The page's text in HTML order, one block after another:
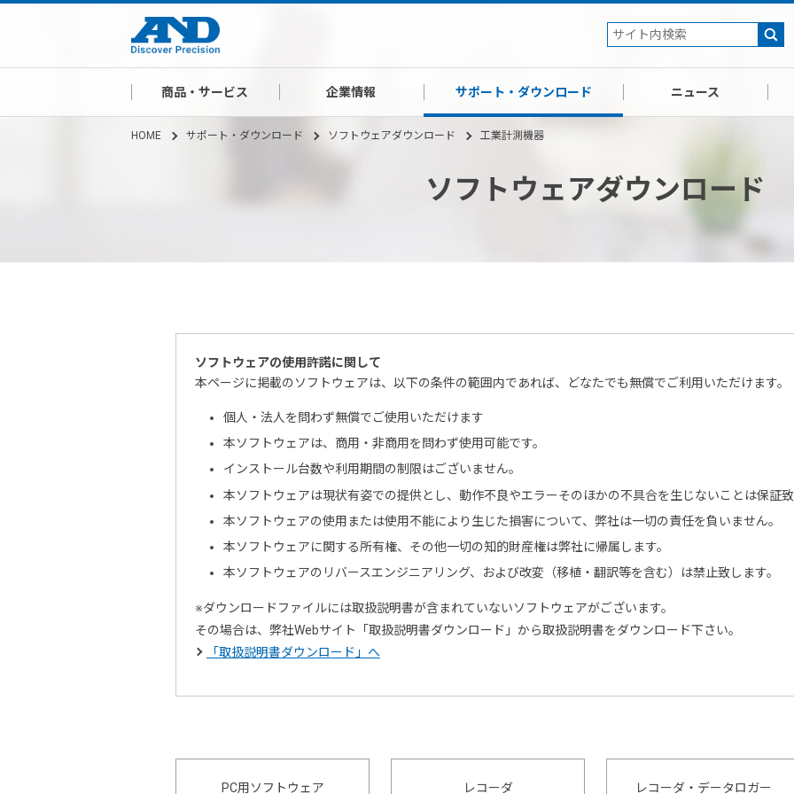
商品・サービス 企業情報 サポート・ダウンロード ニュース
HOME サポート・ダウンロード ソフトウェアダウンロード 工業計測機器
ソフトウェアダウンロード
ソフトウェアの使用許諾に関して
本ページに掲載のソフトウェアは、以下の条件の範囲内であれば、どなたでも無償でご利用いただけます。
個人・法人を問わず無償でご使用いただけます
本ソフトウェアは、商用・非商用を問わず使用可能です。
インストール台数や利用期間の制限はございません。
本ソフトウェアは現状有姿での提供とし、動作不良やエラーそのほかの不具合を生じないことは保証致
本ソフトウェアの使用または使用不能により生じた損害について、弊社は一切の責任を負いません。
本ソフトウェアに関する所有権、その他一切の知的財産権は弊社に帰属します。
本ソフトウェアのリバースエンジニアリング、および改変（移植・翻訳等を含む）は禁止致します。
※ダウンロードファイルには取扱説明書が含まれていないソフトウェアがございます。
その場合は、弊社Webサイト「取扱説明書ダウンロード」から取扱説明書をダウンロード下さい。
「取扱説明書ダウンロード」へ
PC用ソフトウェア レコーダ レコーダ・データロガー